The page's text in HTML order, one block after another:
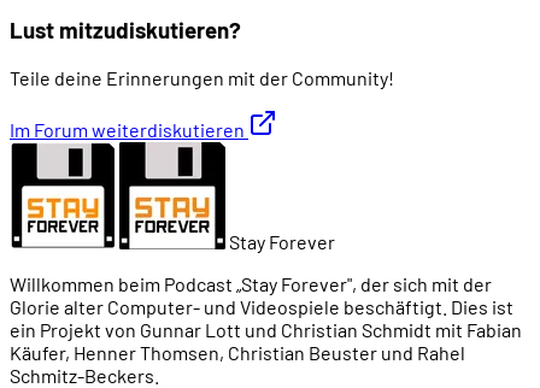
Lust mitzudiskutieren?
Teile deine Erinnerungen mit der Community!
Im Forum weiterdiskutieren
Stay Forever
Willkommen beim Podcast „Stay Forever", der sich mit der
Glorie alter Computer- und Videospiele beschäftigt. Dies ist
ein Projekt von Gunnar Lott und Christian Schmidt mit Fabian
Käufer, Henner Thomsen, Christian Beuster und Rahel
Schmitz-Beckers.